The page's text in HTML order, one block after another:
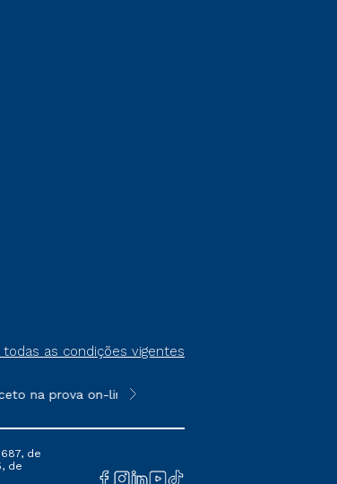
todas as condições vigentes
prova on-line ou agendada, que ofertam
**Semipresencial é um formato do
de
de